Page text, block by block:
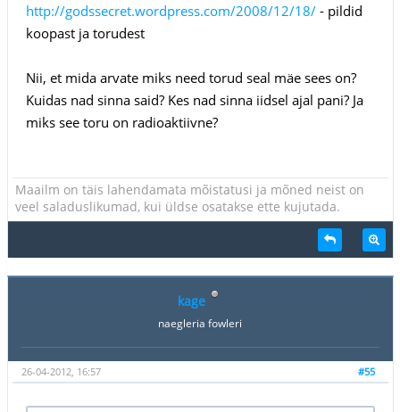
http://godssecret.wordpress.com/2008/12/18/- pildid
koopast ja torudest
Nii, et mida arvate miks need torud seal mäe sees on?
Kuidas nad sinna said? Kes nad sinna iidsel ajal pani? Ja
miks see toru on radioaktiivne?
Maailm on täis lahendamata mõistatusi ja mõned neist on
veel saladuslikumad, kui üldse osatakse ette kujutada.
kage
naegleria fowleri
#55
26-04-2012, 16:57